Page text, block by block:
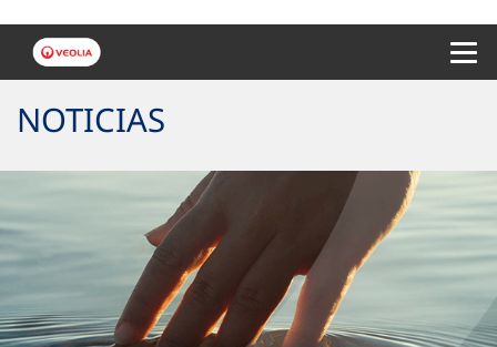
NOTICIAS